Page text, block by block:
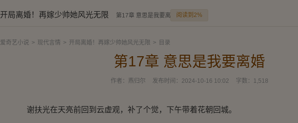
开局离婚！再嫁少帅她风光无限 第17章 意思是我要离婚 阅读到2%
爱奇艺小说 > 现代言情 > 开局离婚！再嫁少帅她风光无限 > 目录
第17章 意思是我要离婚
作者： 燕归尔 发布时间： 2024-10-16 10:02 字数： 1,518
谢扶光在天亮前回到云虚观，补了个觉，下午带着花朝回城。